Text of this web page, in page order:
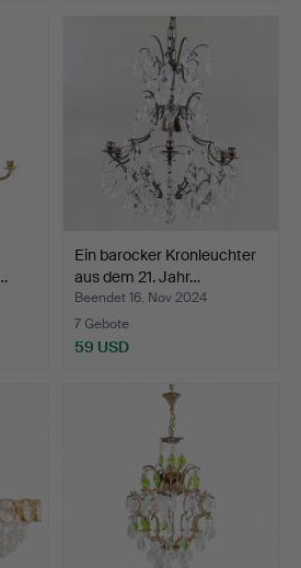
Ein barocker Kronleuchter
aus dem 21. Jahr…
Beendet 16. Nov 2024
7 Gebote
59 USD